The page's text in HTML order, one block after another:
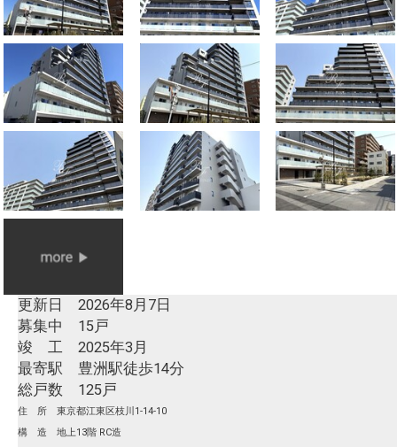
更新日 2026年8月7日
募集中 15戸
竣 工 2025年3月
最寄駅 豊洲駅徒歩14分
総戸数 125戸
住 所 東京都江東区枝川1-14-10
構 造 地上13階 RC造